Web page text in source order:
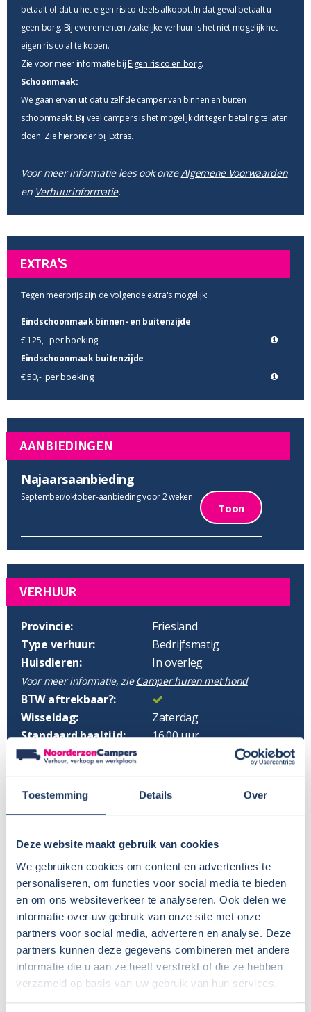
Toestemming Details Over
Deze website maakt gebruik van cookies
We gebruiken cookies om content en advertenties te
personaliseren, om functies voor social media te bieden
en om ons websiteverkeer te analyseren. Ook delen we
informatie over uw gebruik van onze site met onze
partners voor social media, adverteren en analyse. Deze
partners kunnen deze gegevens combineren met andere
informatie die u aan ze heeft verstrekt of die ze hebben
verzameld op basis van uw gebruik van hun services.
betaalt of dat u het eigen risico deels afkoopt. In dat geval betaalt u
geen borg. Bij evenementen-/zakelijke verhuur is het niet mogelijk het
eigen risico af te kopen.
Zie voor meer informatie bij Eigen risico en borg.
Schoonmaak:
We gaan ervan uit dat u zelf de camper van binnen en buiten
schoonmaakt. Bij veel campers is het mogelijk dit tegen betaling te laten
doen. Zie hieronder bij Extras.
Voor meer informatie lees ook onzeAlgemene Voorwaarden
en Verhuurinformatie.
EXTRA'S
Tegen meerprijs zijn de volgende extra's mogelijk:
Eindschoonmaak binnen- en buitenzijde
€ 125,-per boeking
Eindschoonmaak buitenzijde
€ 50,- per boeking
AANBIEDINGEN
Najaarsaanbieding
September/oktober-aanbieding voor 2 weken
Toon
VERHUUR
Provincie:
Friesland
Type verhuur:
Bedrijfsmatig
Huisdieren:
In overleg
Voor meer informatie, zie Camper huren met hond
BTW aftrekbaar?:
Wisseldag:
Zaterdag
Standaard haaltijd:
16.00 uur
Standaard retourtijd:
Parkeren eigen auto:
Op terrein verhuurder
Bouwjaar:
2023
Onderstel:
Ford Transit
Motor:
140 pk
Versnellingen:
Gewicht leeg:
2916 kg
Max. gewicht:
3500 kg